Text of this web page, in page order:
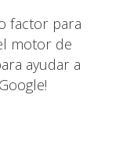
factor para
motor de
ayudar a